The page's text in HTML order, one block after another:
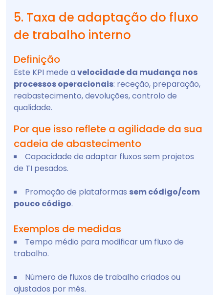
5. Taxa de adaptação do fluxo
de trabalho interno
Definição
Este KPI mede a velocidade da mudança nos
processos operacionais: receção, preparação,
reabastecimento, devoluções, controlo de
qualidade.
Por que isso reflete a agilidade da sua
cadeia de abastecimento
Capacidade de adaptar fluxos sem projetos
de TI pesados.
Promoção de plataformas sem código/com
pouco código.
Exemplos de medidas
Tempo médio para modificar um fluxo de
trabalho.
Número de fluxos de trabalho criados ou
ajustados por mês.